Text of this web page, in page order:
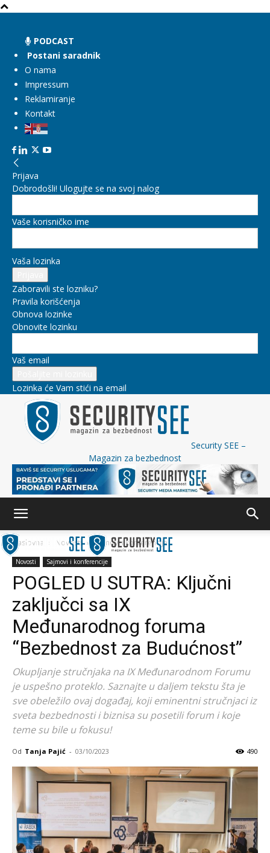
PODCAST
Postani saradnik
O nama
Impressum
Reklamiranje
Kontakt
Prijava
Dobrodošli! Ulogujte se na svoj nalog
Vaše korisničko ime
Vaša lozinka
Zaboravili ste lozniku?
Pravila korišćenja
Obnova lozinke
Obnovite lozinku
Vaš email
Lozinka će Vam stići na email
Security SEE –
Magazin za bezbednost
Naslovna Novosti Sajmovi i konferencije
Novosti Sajmovi i konferencije
POGLED U SUTRA: Ključni
zaključci sa IX
Međunarodnog foruma
“Bezbednost za Budućnost”
Okupljanje stručnjaka na IX Međunarodnom Forumu
je uspešno proteklo. Saznajte u daljem tekstu šta je
sve obeležilo ovaj događaj, koji eminentni stručnjaci iz
sveta bezbednosti i biznisa su posetili forum i koje
teme su bile u fokusu!
Od Tanja Pajić - 03/10/2023 490